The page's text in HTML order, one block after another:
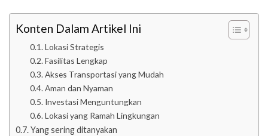
Konten Dalam Artikel Ini
Lokasi Strategis
Fasilitas Lengkap
Akses Transportasi yang Mudah
Aman dan Nyaman
Investasi Menguntungkan
Lokasi yang Ramah Lingkungan
Yang sering ditanyakan